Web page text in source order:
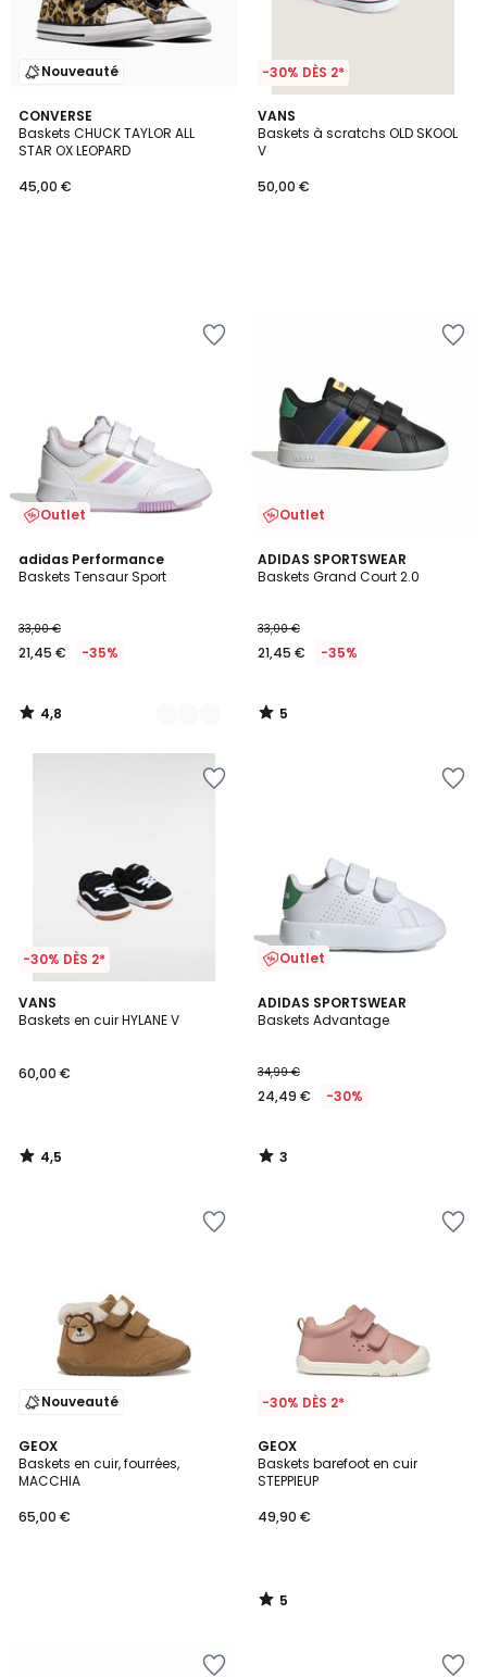
Nouveauté
CONVERSE
Baskets CHUCK TAYLOR ALL
STAR OX LEOPARD
45,00 €
-30% DÈS 2*
VANS
Baskets à scratchs OLD SKOOL
V
50,00 €
Outlet
adidas Performance
Baskets Tensaur Sport
33,00 €
21,45 € -35%
4,8
/ 5
4
Couleurs
4,8
/
Outlet
ADIDAS SPORTSWEAR
Baskets Grand Court 2.0
33,00 €
21,45 € -35%
5
/
5
/
-30% DÈS 2*
VANS
Baskets en cuir HYLANE V
60,00 €
4,5
/ 5
4,5
/
Outlet
ADIDAS SPORTSWEAR
Baskets Advantage
34,99 €
24,49 € -30%
3
/
3
/
Nouveauté
GEOX
Baskets en cuir, fourrées,
MACCHIA
65,00 €
-30% DÈS 2*
GEOX
Baskets barefoot en cuir
STEPPIEUP
49,90 €
5
/
5
5
/